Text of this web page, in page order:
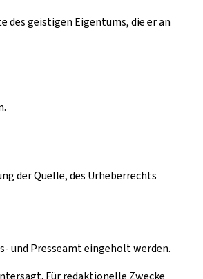
des geistigen Eigentums, die er an
der Quelle, des Urheberrechts
und Presseamt eingeholt werden.
Für redaktionelle Zwecke